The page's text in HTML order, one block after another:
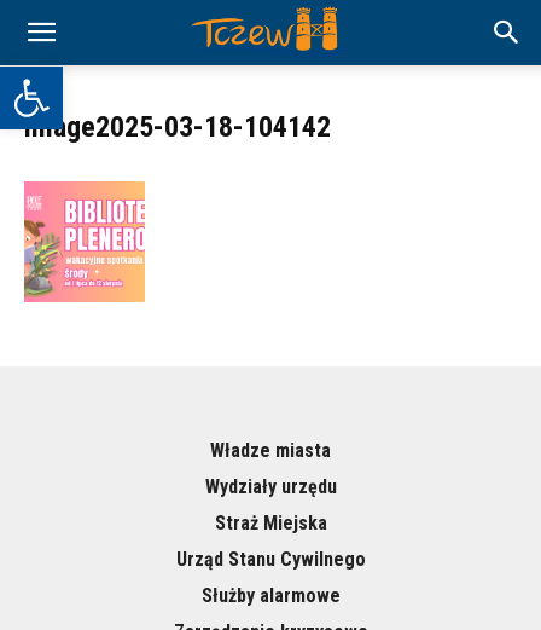
Otwórz pasek narzędzi
image2025-03-18-104142
Władze miasta
Wydziały urzędu
Straż Miejska
Urząd Stanu Cywilnego
Służby alarmowe